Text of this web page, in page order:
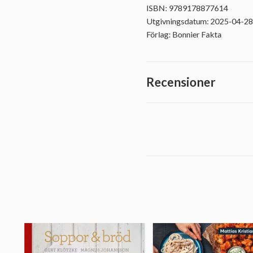
ISBN: 9789178877614
Utgivningsdatum: 2025-04-28
Förlag: Bonnier Fakta
Recensioner